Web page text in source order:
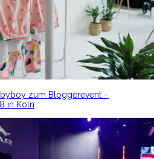
zum Bloggerevent –
in Köln